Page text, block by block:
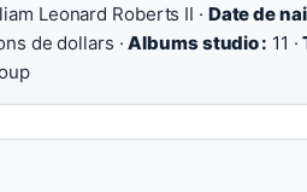
Leonard Roberts II · Date de
de dollars ·Albums studio : 11 ·